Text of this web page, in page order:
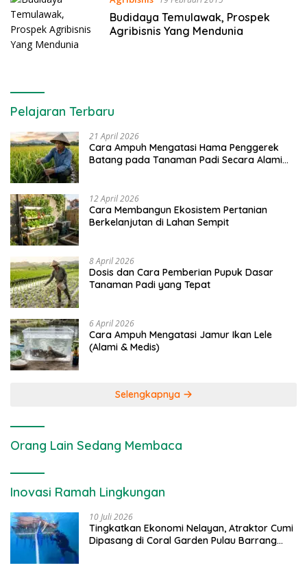
Budidaya Temulawak, Prospek
Agribisnis Yang Mendunia
Pelajaran Terbaru
21 April 2026
Cara Ampuh Mengatasi Hama Penggerek
Batang pada Tanaman Padi Secara Alami
12 April 2026
Cara Membangun Ekosistem Pertanian
Berkelanjutan di Lahan Sempit
8 April 2026
Dosis dan Cara Pemberian Pupuk Dasar
Tanaman Padi yang Tepat
6 April 2026
Cara Ampuh Mengatasi Jamur Ikan Lele
(Alami & Medis)
Selengkapnya
Orang Lain Sedang Membaca
Inovasi Ramah Lingkungan
10 Juli 2026
Tingkatkan Ekonomi Nelayan, Atraktor Cumi
Dipasang di Coral Garden Pulau Barrang